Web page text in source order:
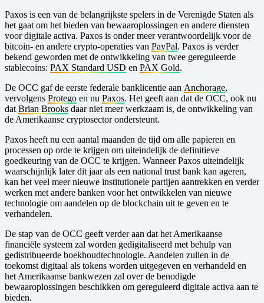
Paxos is een van de belangrijkste spelers in de Verenigde Staten als
het gaat om het bieden van bewaaroplossingen en andere diensten
voor digitale activa. Paxos is onder meer verantwoordelijk voor de
bitcoin- en andere crypto-operaties van PayPal. Paxos is verder
bekend geworden met de ontwikkeling van twee gereguleerde
stablecoins: PAX Standard USD en PAX Gold.
De OCC gaf de eerste federale banklicentie aan Anchorage,
vervolgens Protego en nu Paxos. Het geeft aan dat de OCC, ook nu
dat Brian Brooks daar niet meer werkzaam is, de ontwikkeling van
de Amerikaanse cryptosector ondersteunt.
Paxos heeft nu een aantal maanden de tijd om alle papieren en
processen op orde te krijgen om uiteindelijk de definitieve
goedkeuring van de OCC te krijgen. Wanneer Paxos uiteindelijk
waarschijnlijk later dit jaar als een national trust bank kan ageren,
kan het veel meer nieuwe institutionele partijen aantrekken en verder
werken met andere banken voor het ontwikkelen van nieuwe
technologie om aandelen op de blockchain uit te geven en te
verhandelen.
De stap van de OCC geeft verder aan dat het Amerikaanse
financiële systeem zal worden gedigitaliseerd met behulp van
gedistribueerde boekhoudtechnologie. Aandelen zullen in de
toekomst digitaal als tokens worden uitgegeven en verhandeld en
het Amerikaanse bankwezen zal over de benodigde
bewaaroplossingen beschikken om gereguleerd digitale activa aan te
bieden.